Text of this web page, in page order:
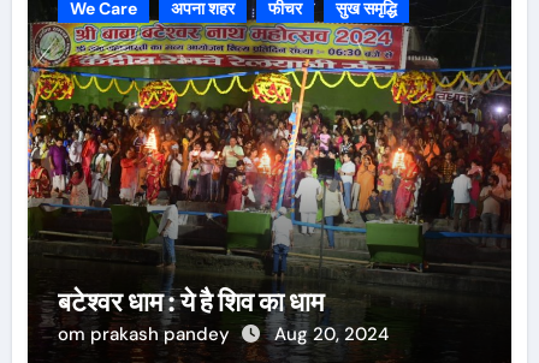
We Care अपना शहर फीचर सुख समृद्धि
बटेश्वर धाम : ये है शिव का धाम
om prakash pandey Aug 20, 2024